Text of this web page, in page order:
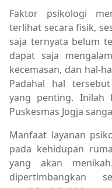
Faktor psikologi
terlihat secara fisik,
saja ternyata belum
dapat saja
kecemasan, dan hal-
Padahal hal
yang penting. Inilah
Puskesmas Jogja
Manfaat layanan
pada kehidupan
yang akan
dipertimbangkan